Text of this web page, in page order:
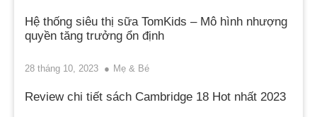
Hệ thống siêu thị sữa TomKids – Mô hình nhượng
quyền tăng trưởng ổn định
28 tháng 10, 2023 Mẹ & Bé
Review chi tiết sách Cambridge 18 Hot nhất 2023